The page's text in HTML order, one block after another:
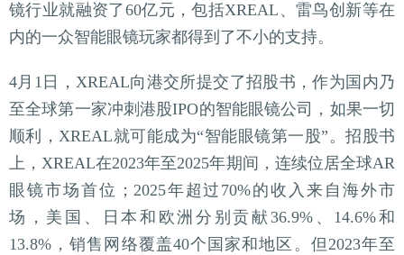
镜行业就融资了60亿元，包括XREAL、雷鸟创新等在
内的一众智能眼镜玩家都得到了不小的支持。
4月1日，XREAL向港交所提交了招股书，作为国内乃
至全球第一家冲刺港股IPO的智能眼镜公司，如果一切
顺利，XREAL就可能成为“智能眼镜第一股”。招股书
上，XREAL在2023年至2025年期间，连续位居全球AR
眼镜市场首位；2025年超过70%的收入来自海外市
场，美国、日本和欧洲分别贡献36.9%、14.6%和
13.8%，销售网络覆盖40个国家和地区。但2023年至